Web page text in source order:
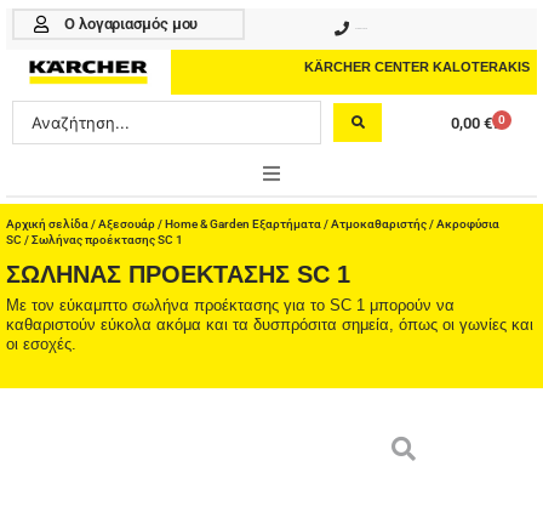
Μετάβαση
περιεχόμενο
Ο λογαριασμός μου
KÄRCHER CENTER KALOTERAKIS
Search
...
0,00 € 0
Cart
ONLINE SHOP
HOME & GARDEN
PROFESSIONAL
Αρχική σελίδα /Αξεσουάρ/Home & Garden Εξαρτήματα /Ατμοκαθαριστής/Ακροφύσια
SC / Σωλήνας προέκτασης SC 1
ΣΩΛΉΝΑΣ ΠΡΟΈΚΤΑΣΗΣ SC 1
Με τον εύκαμπτο σωλήνα προέκτασης για το SC 1 μπορούν να
καθαριστούν εύκολα ακόμα και τα δυσπρόσιτα σημεία, όπως οι γωνίες και
οι εσοχές.